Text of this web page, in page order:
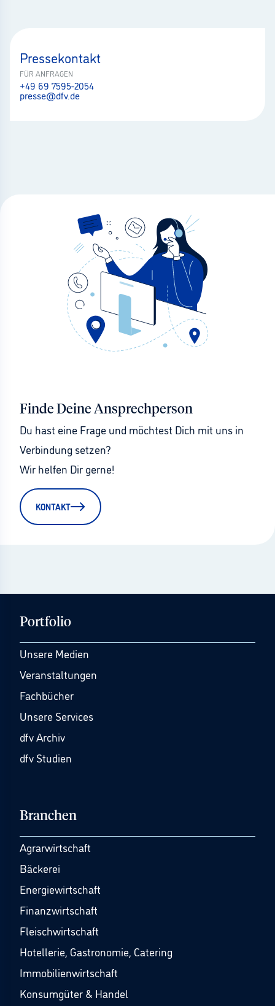
Pressekontakt
FÜR ANFRAGEN
+49 69 7595-2054
presse@dfv.de
Finde Deine Ansprechperson
Du hast eine Frage und möchtest Dich mit uns in
Verbindung setzen?
Wir helfen Dir gerne!
KONTAKT
Portfolio
Unsere Medien
Veranstaltungen
Fachbücher
Unsere Services
dfv Archiv
dfv Studien
Branchen
Agrarwirtschaft
Bäckerei
Energiewirtschaft
Finanzwirtschaft
Fleischwirtschaft
Hotellerie, Gastronomie, Catering
Immobilienwirtschaft
Konsumgüter & Handel